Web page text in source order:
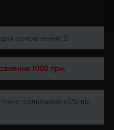
для замовлення: 2
1000 грн.
коливання ±5% від